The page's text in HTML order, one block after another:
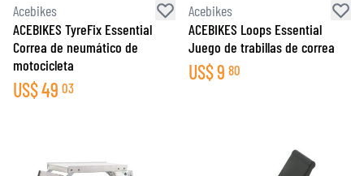
Acebikes
ACEBIKES TyreFix Essential
Correa de neumático de
motocicleta
US$49 03
Acebikes
ACEBIKES Loops Essential
Juego de trabillas de correa
US$9 80